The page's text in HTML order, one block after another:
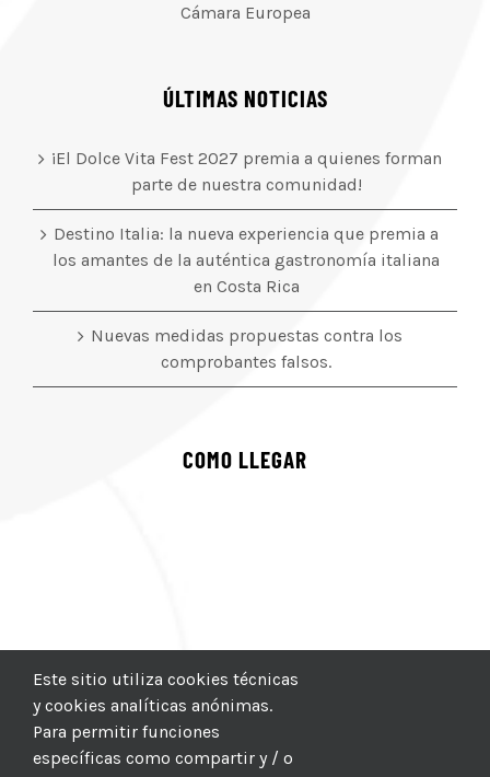
Cámara Europea
ÚLTIMAS NOTICIAS
¡El Dolce Vita Fest 2027 premia a quienes forman
parte de nuestra comunidad!
Destino Italia: la nueva experiencia que premia a
los amantes de la auténtica gastronomía italiana
en Costa Rica
Nuevas medidas propuestas contra los
comprobantes falsos.
COMO LLEGAR
Este sitio utiliza cookies técnicas
y cookies analíticas anónimas.
Para permitir funciones
específicas como compartir y / o